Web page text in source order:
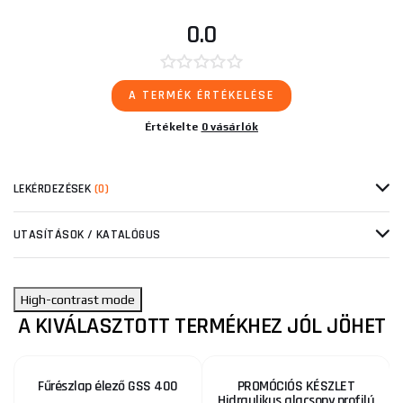
0.0
A TERMÉK ÉRTÉKELÉSE
Értékelte 0 vásárlók
LEKÉRDEZÉSEK (0)
UTASÍTÁSOK / KATALÓGUS
High-contrast mode
A KIVÁLASZTOTT TERMÉKHEZ JÓL JÖHET
Fűrészlap élező GSS 400 PROMÓCIÓS KÉSZLET